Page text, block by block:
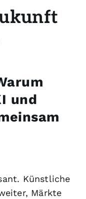
und
Künstliche
Märkte